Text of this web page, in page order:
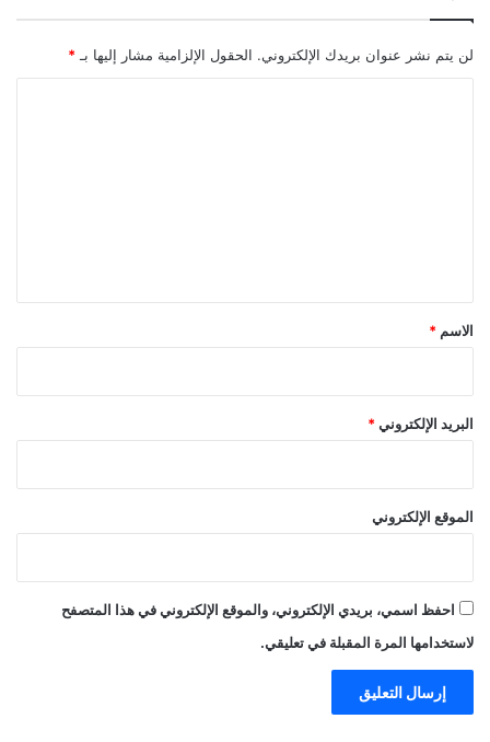
لن يتم نشر عنوان بريدك الإلكتروني. الحقول الإلزامية مشار إليها بـ *
*
الاسم *
البريد الإلكتروني *
الموقع الإلكتروني
احفظ اسمي، بريدي الإلكتروني، والموقع الإلكتروني في هذا المتصفح
لاستخدامها المرة المقبلة في تعليقي.